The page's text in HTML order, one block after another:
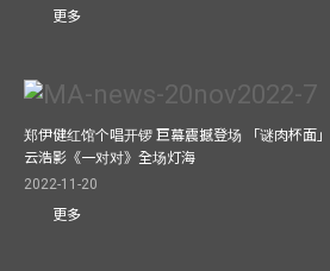
更多
郑伊健红馆个唱开锣 巨幕震撼登场 「谜肉杯面」
云浩影《一对对》全场灯海
2022-11-20
更多